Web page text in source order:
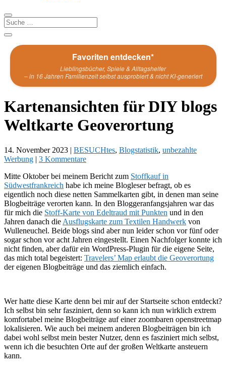
Favoriten entdecken*
Lieblingsbücher, Spiele & Alltagshelfer
– in 16 Jahren Familienzeit selbst ausprobiert & nicht KI-generiert
Kartenansichten für DIY blogs
Weltkarte Geoverortung
14. November 2023 | BESUCHtes, Blogstatistik, unbezahlte
Werbung | 3 Kommentare
Mitte Oktober bei meinem Bericht zum Stoffkauf in
Südwestfrankreich habe ich meine Blogleser befragt, ob es
eigentlich noch diese netten Sammelkarten gibt, in denen man seine
Blogbeiträge verorten kann. In den Bloggeranfangsjahren war das
für mich die Stoff-Karte von Edeltraud mit Punkten und in den
Jahren danach die Ausflugskarte zum Textilen Handwerk von
Wulleneuchel. Beide blogs sind aber nun leider schon vor fünf oder
sogar schon vor acht Jahren eingestellt. Einen Nachfolger konnte ich
nicht finden, aber dafür ein WordPress-Plugin für die eigene Seite,
das mich total begeistert: Travelers’ Map erlaubt die Geoverortung
der eigenen Blogbeiträge und das ziemlich einfach.
Wer hatte diese Karte denn bei mir auf der Startseite schon entdeckt?
Ich selbst bin sehr fasziniert, denn so kann ich nun wirklich extrem
komfortabel meine Blogbeiträge auf einer zoombaren openstreetmap
lokalisieren. Wie auch bei meinem anderen Blogbeiträgen bin ich
dabei wohl selbst mein bester Nutzer, denn es fasziniert mich selbst,
wenn ich die besuchten Orte auf der großen Weltkarte ansteuern
kann.